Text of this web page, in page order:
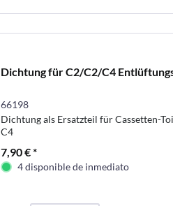
Dichtung für C2/C2/C4
66198
Dichtung als Ersatzteil für Cassetten-
C4
7,90 € *
4 disponible de inmediato